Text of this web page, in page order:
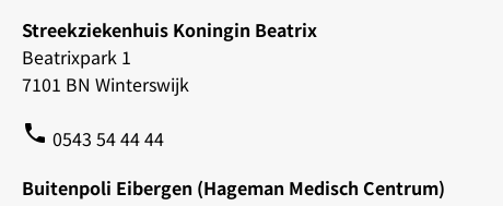
Streekziekenhuis Koningin Beatrix
Beatrixpark 1
7101 BN Winterswijk
phone 0543 54 44 44
Buitenpoli Eibergen (Hageman Medisch Centrum)